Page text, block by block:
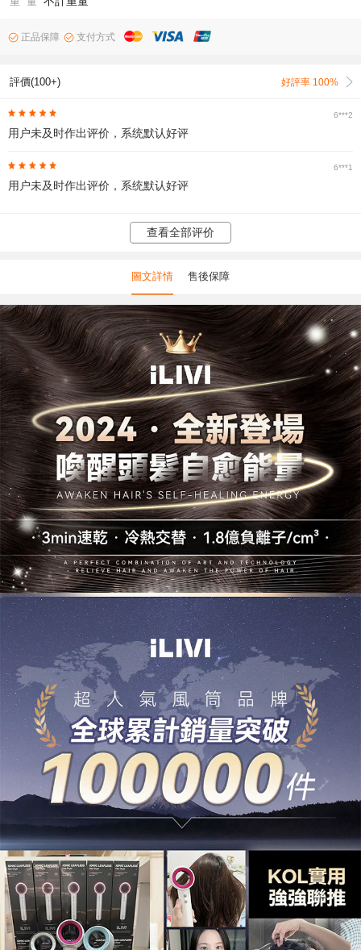
正品保障 支付方式
評價(100+) 好評率 100%
6***2
用户未及时作出评价，系统默认好评
6***1
用户未及时作出评价，系统默认好评
查看全部评价
圖文詳情 售後保障